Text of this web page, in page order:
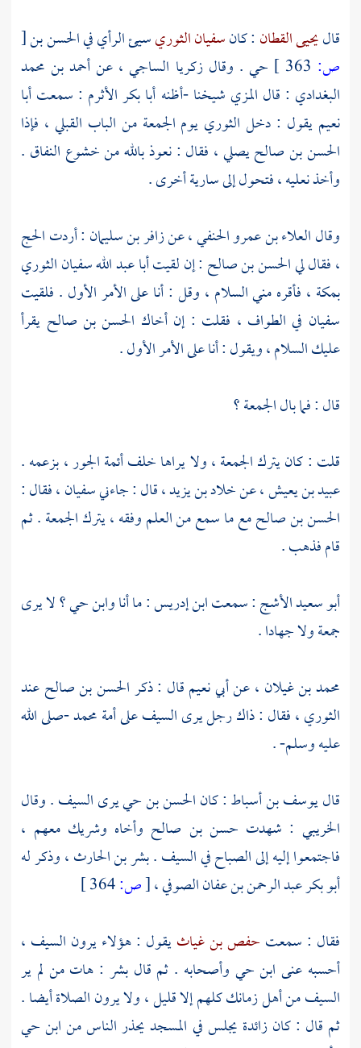
قاليحيى القطان : كانسفيان الثوريسيئ الرأي فيالحسن بن[
ص:
حي . وقالزكريا الساجي ، عنأحمد بن محمد
البغدادي : قال المزي شيخنا -أظنه أبا بكر الأثرم : سمعتأبا
نعيميقول : دخل الثوري يوم الجمعة من الباب القبلي ، فإذا
الحسن بن صالحيصلي ، فقال : نعوذ بالله من خشوع النفاق .
وأخذ نعليه ، فتحول إلى سارية أخرى .
وقالالعلاء بن عمرو الحنفي، عنزافر بن سليمان : أردت الحج
، فقال ليالحسن بن صالح : إن لقيتأبا عبد الله سفيان الثوري
بمكة ، فأقره مني السلام ، وقل : أنا على الأمر الأول . فلقيت
سفيان في الطواف ، فقلت : إن أخاك الحسن بن صالح يقرأ
عليك السلام ، ويقول : أنا على الأمر الأول .
قال : فما بال الجمعة ؟
قلت : كان يترك الجمعة ، ولا يراها خلف أئمة الجور ، بزعمه .
عبيد بن يعيش، عنخلاد بن يزيد، قال : جاءنيسفيان، فقال :
الحسن بن صالحمع ما سمع من العلم وفقه ، يترك الجمعة . ثم
قام فذهب .
أبو سعيد الأشج: سمعتابن إدريس: ما أناوابن حي؟ لا يرى
جمعة ولا جهادا .
محمد بن غيلان ، عنأبي نعيمقال : ذكرالحسن بن صالحعند
الثوري، فقال : ذاك رجل يرى السيف على أمةمحمد-صلى الله
عليه وسلم- .
قاليوسف بن أسباط: كانالحسن بن حي يرى السيف. وقال
الخريبي : شهدت حسن بن صالح وأخاه وشريكمعهم ،
فاجتمعوا إليه إلى الصباح في السيف .بشر بن الحارث، وذكر له
أبو بكر عبد الرحمن بن عفان الصوفي،[ص:
فقال : سمعت حفص بن غياثيقول : هؤلاء يرون السيف ،
أحسبه عنى ابن حي وأصحابه . ثم قالبشر : هات من لم ير
السيف من أهل زمانك كلهم إلا قليل ، ولا يرون الصلاة أيضا .
ثم قال : كانزائدة يجلس في المسجد يحذر الناس منابن حي